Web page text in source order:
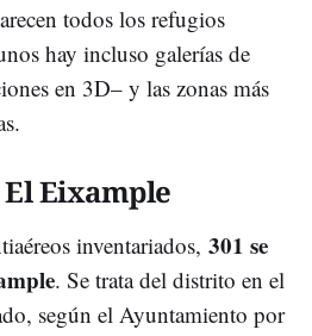
todos los refugios
hay incluso galerías de
en 3D– y las zonas más
Eixample
inventariados, 301 se
. Se trata del distrito en el
según el Ayuntamiento por